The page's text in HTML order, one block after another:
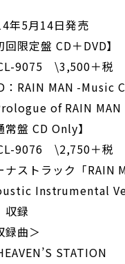
年5月14日発売
回限定盤 CD＋DVD】
9075 \3,500＋税
：RAIN MAN -Music
of RAIN MAN
常盤 CD Only】
9076 \2,750＋税
ナストラック「RAIN
Instrumental
収録
録曲＞
STATION